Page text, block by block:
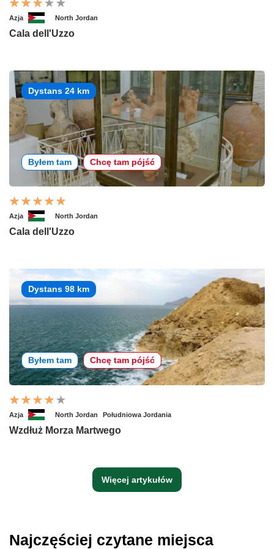
Azja North Jordan
Cala dell'Uzzo
Dystans 24 km
Byłem tam Chcę tam pójść
Azja North Jordan
Cala dell'Uzzo
Dystans 98 km
Byłem tam Chcę tam pójść
Azja North Jordan Południowa Jordania
Wzdłuż Morza Martwego
Więcej artykułów
Najczęściej czytane miejsca